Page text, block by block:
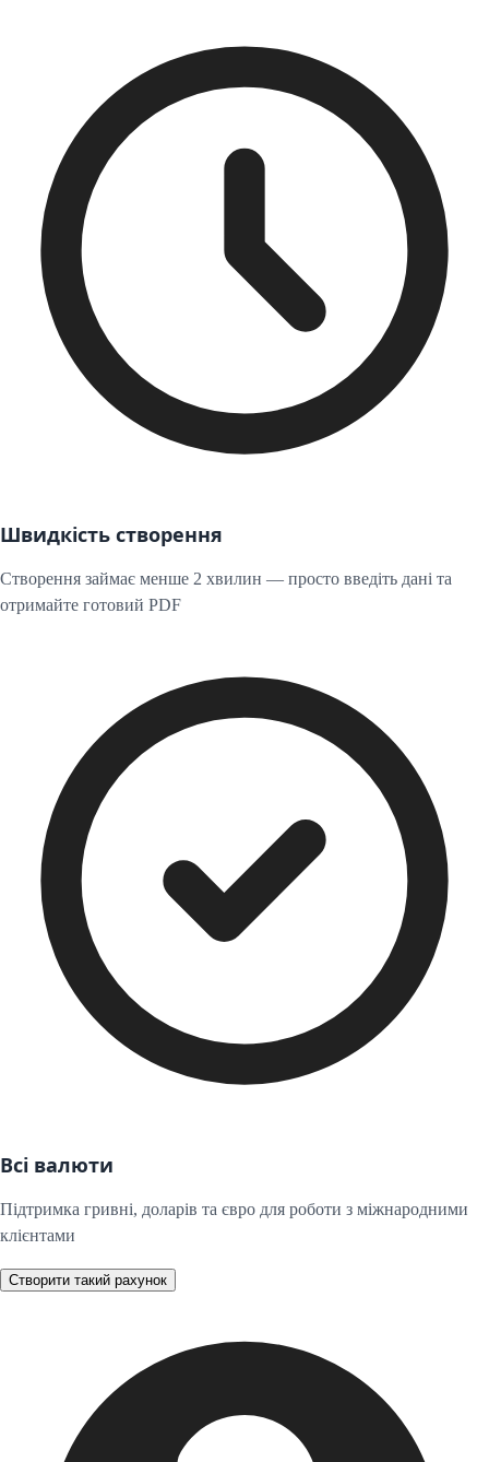
Швидкість створення
Створення займає менше 2 хвилин — просто введіть дані та
отримайте готовий PDF
Всі валюти
Підтримка гривні, доларів та євро для роботи з міжнародними
клієнтами
Створити такий рахунок